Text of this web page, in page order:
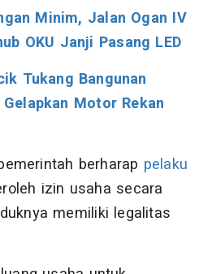
Minim, Jalan Ogan IV
OKU Janji Pasang LED
Tukang Bangunan
Motor Rekan
berharap pelaku
izin usaha secara
memiliki legalitas